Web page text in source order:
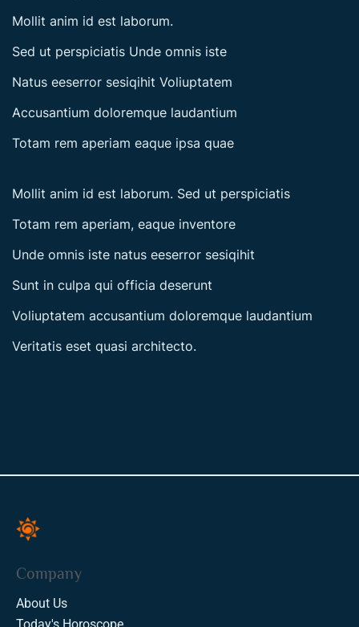
Mollit anim id est laborum.
Sed ut perspiciatis Unde omnis iste
Natus eeserror sesiqihit Voliuptatem
Accusantium doloremque laudantium
Totam rem aperiam eaque ipsa quae
Mollit anim id est laborum. Sed ut perspiciatis
Totam rem aperiam, eaque inventore
Unde omnis iste natus eeserror sesiqihit
Sunt in culpa qui officia deserunt
Voliuptatem accusantium doloremque laudantium
Veritatis eset quasi architecto.
Company
About Us